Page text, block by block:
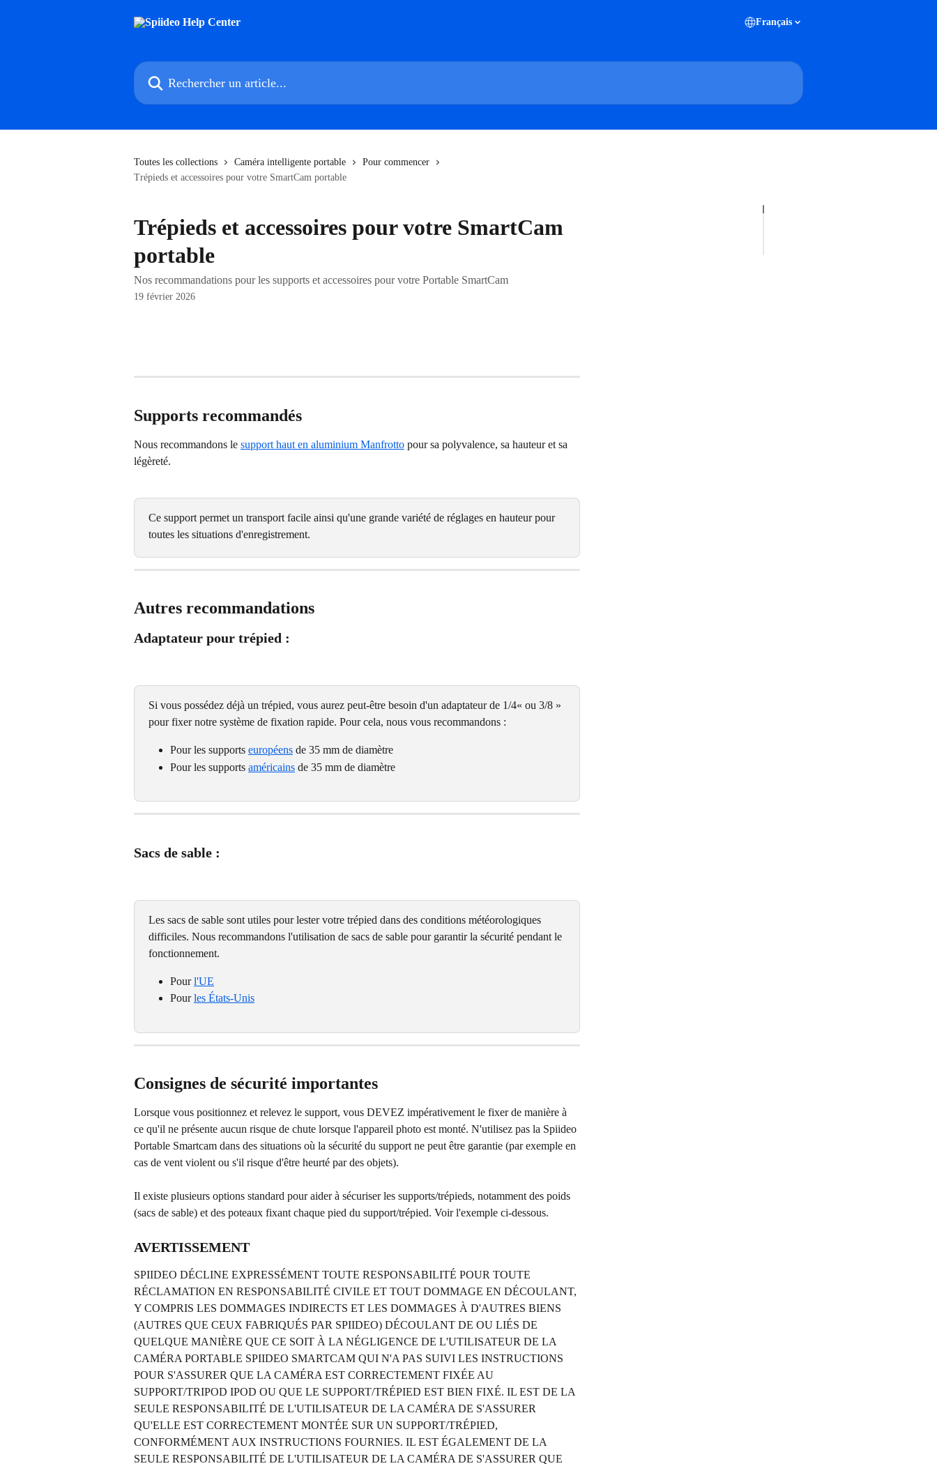
Français
Rechercher un article...
Toutes les collections Caméra intelligente portable
Pour commencer
Trépieds et accessoires pour votre SmartCam portable
Trépieds et accessoires pour votre SmartCam
portable
Nos recommandations pour les supports et accessoires pour votre Portable SmartCam
19 février 2026
Supports recommandés
Nous recommandons le support haut en aluminium Manfrotto pour sa polyvalence, sa hauteur et sa
légèreté.
Ce support permet un transport facile ainsi qu'une grande variété de réglages en hauteur pour
toutes les situations d'enregistrement.
Autres recommandations
Adaptateur pour trépied :
Si vous possédez déjà un trépied, vous aurez peut-être besoin d'un adaptateur de 1/4« ou 3/8 »
pour fixer notre système de fixation rapide. Pour cela, nous vous recommandons :
Pour les supports européens de 35 mm de diamètre
Pour les supports américains de 35 mm de diamètre
Sacs de sable :
Les sacs de sable sont utiles pour lester votre trépied dans des conditions météorologiques
difficiles. Nous recommandons l'utilisation de sacs de sable pour garantir la sécurité pendant le
fonctionnement.
Pour l'UE
Pour les États-Unis
Consignes de sécurité importantes
Lorsque vous positionnez et relevez le support, vous DEVEZ impérativement le fixer de manière à
ce qu'il ne présente aucun risque de chute lorsque l'appareil photo est monté. N'utilisez pas la Spiideo
Portable Smartcam dans des situations où la sécurité du support ne peut être garantie (par exemple en
cas de vent violent ou s'il risque d'être heurté par des objets).
Il existe plusieurs options standard pour aider à sécuriser les supports/trépieds, notamment des poids
(sacs de sable) et des poteaux fixant chaque pied du support/trépied. Voir l'exemple ci-dessous.
AVERTISSEMENT
SPIIDEO DÉCLINE EXPRESSÉMENT TOUTE RESPONSABILITÉ POUR TOUTE
RÉCLAMATION EN RESPONSABILITÉ CIVILE ET TOUT DOMMAGE EN DÉCOULANT,
Y COMPRIS LES DOMMAGES INDIRECTS ET LES DOMMAGES À D'AUTRES BIENS
(AUTRES QUE CEUX FABRIQUÉS PAR SPIIDEO) DÉCOULANT DE OU LIÉS DE
QUELQUE MANIÈRE QUE CE SOIT À LA NÉGLIGENCE DE L'UTILISATEUR DE LA
CAMÉRA PORTABLE SPIIDEO SMARTCAM QUI N'A PAS SUIVI LES INSTRUCTIONS
POUR S'ASSURER QUE LA CAMÉRA EST CORRECTEMENT FIXÉE AU
SUPPORT/TRIPOD IPOD OU QUE LE SUPPORT/TRÉPIED EST BIEN FIXÉ. IL EST DE LA
SEULE RESPONSABILITÉ DE L'UTILISATEUR DE LA CAMÉRA DE S'ASSURER
QU'ELLE EST CORRECTEMENT MONTÉE SUR UN SUPPORT/TRÉPIED,
CONFORMÉMENT AUX INSTRUCTIONS FOURNIES. IL EST ÉGALEMENT DE LA
SEULE RESPONSABILITÉ DE L'UTILISATEUR DE LA CAMÉRA DE S'ASSURER QUE